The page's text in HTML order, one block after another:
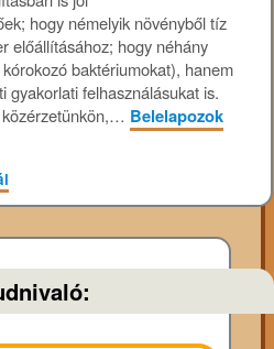
hogy némelyik növényből tíz
előállításához; hogy néhány
baktériumokat), hanem
gyakorlati felhasználásukat is.
Belelapozok